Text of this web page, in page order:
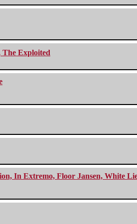
The Exploited
In Extremo, Floor Jansen, White